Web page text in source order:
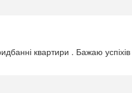
квартири . Бажаю успіхів